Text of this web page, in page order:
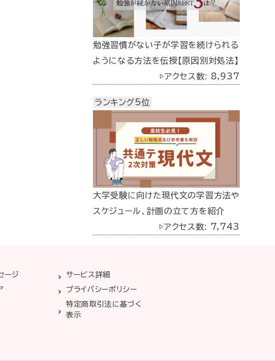
勉強習慣がない子が学習を続けられる
ようになる方法を伝授【原因別対処法】
▷アクセス数: 8,937
ランキング5位
大学受験に向けた現代文の学習方法や
スケジュール、計画の立て方を紹介
▷アクセス数: 7,743
ージ
サービス詳細
プライバシーポリシー
特定商取引法に基づく
表示